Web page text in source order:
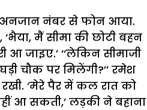
अनजान नंबर से फोन आया.
, ‘भैया, मैं सीमा की छोटी बहन
आ जाइए.’ ‘‘लेकिन सीमाजी
घड़ी चौक पर मिलेंगी?’’ रमेश
रखी. ‘मेरे पैर में कल रात को
आ सकती,’ लड़की ने बहाना